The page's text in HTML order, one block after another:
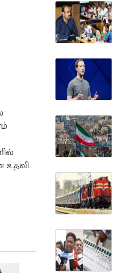
உதவி